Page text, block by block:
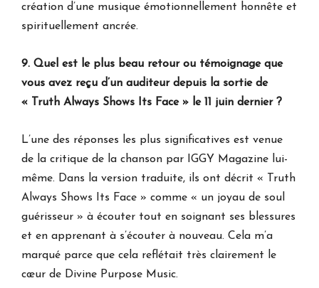
création d’une musique émotionnellement honnête et
spirituellement ancrée.
9. Quel est le plus beau retour ou témoignage que
vous avez reçu d’un auditeur depuis la sortie de
« Truth Always Shows Its Face » le 11 juin dernier ?
L’une des réponses les plus significatives est venue
de la critique de la chanson par IGGY Magazine lui-
même. Dans la version traduite, ils ont décrit « Truth
Always Shows Its Face » comme « un joyau de soul
guérisseur » à écouter tout en soignant ses blessures
et en apprenant à s’écouter à nouveau. Cela m’a
marqué parce que cela reflétait très clairement le
cœur de Divine Purpose Music.